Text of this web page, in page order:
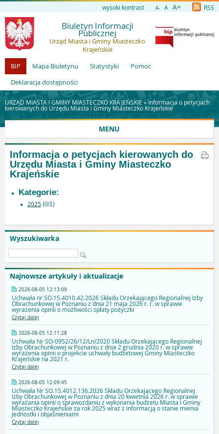
wysoki kontrast A- A A+ RSS
Biuletyn Informacji
Publicznej
Urząd Miasta i Gminy Miasteczko
Krajeńskie
BIP
Mapa Biuletynu Statystyki
Pomoc
Deklaracja dostępności
URZĄD MIASTA I GMINY MIASTECZKO KRAJEŃSKIE »Informacja o petycjach
kierowanych do Urzędu Miasta i Gminy Miasteczko Krajeńskie
MENU
Wyszukiwarka
Najnowsze artykuły i aktualizacje
2026-08-05 12:13:09
Uchwała nr SO.15.4010.42.2026 Składu Orzekającego Regionalnej Izby
Obrachunkowej w Poznaniu z dnia 21 maja 2026 r. r. w sprawie
wyrażenia opinii o możliwości spłaty pożyczki
Czytaj dalej
2026-08-05 12:11:28
Uchwała Nr SO-0952/26/12/Ln/2020 Składu Orzekającego Regionalnej
Izby Obrachunkowej w Poznaniu z dnia 2 grudnia 2020 r. w sprawie
wyrażenia opinii o projekcie uchwały budżetowej Gminy Miasteczko
Krajeńskie na 2021 r.
Czytaj dalej
2026-08-05 12:09:45
Uchwała Nr SO.15.4012.136.2026 Składu Orzekającego Regionalnej
Izby Obrachunkowej w Poznaniu z dnia 20 kwietnia 2026 r. w sprawie
wyrażania opinii o sprawozdaniu z wykonania budżetu Miasta i Gminy
Miasteczko Krajeńskie za rok 2025 wraz z informacją o stanie mienia
Jednostki i objaśnieniami
Czytaj dalej
Informacja o petycjach kierowanych do
Urzędu Miasta i Gminy Miasteczko
Krajeńskie
Kategorie:
2025 (0/1)